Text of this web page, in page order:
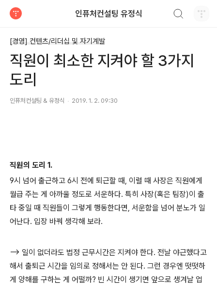
인퓨처컨설팅 유정식
[경영] 컨텐츠/리더십 및 자기계발
직원이 최소한 지켜야 할 3가지
도리
인퓨처컨설팅 & 유정식 2019. 1. 2. 09:30
직원의 도리 1.
9시 넘어 출근하고 6시 전에 퇴근할 때, 이럴 때 사장은 직원에게
월급 주는 게 아까울 정도로 서운하다. 특히 사장(혹은 팀장)이 출
타 중일 때 직원들이 그렇게 행동한다면, 서운함을 넘어 분노가 일
어난다. 입장 바꿔 생각해 보라.
—> 일이 없더라도 법정 근무시간은 지켜야 한다. 전날 야근했다고
해서 출퇴근 시간을 임의로 정해서는 안 된다. 그런 경우엔 떳떳하
게 양해를 구하는 게 어떨까? 빈 시간이 생기면 앞으로 생겨날 업